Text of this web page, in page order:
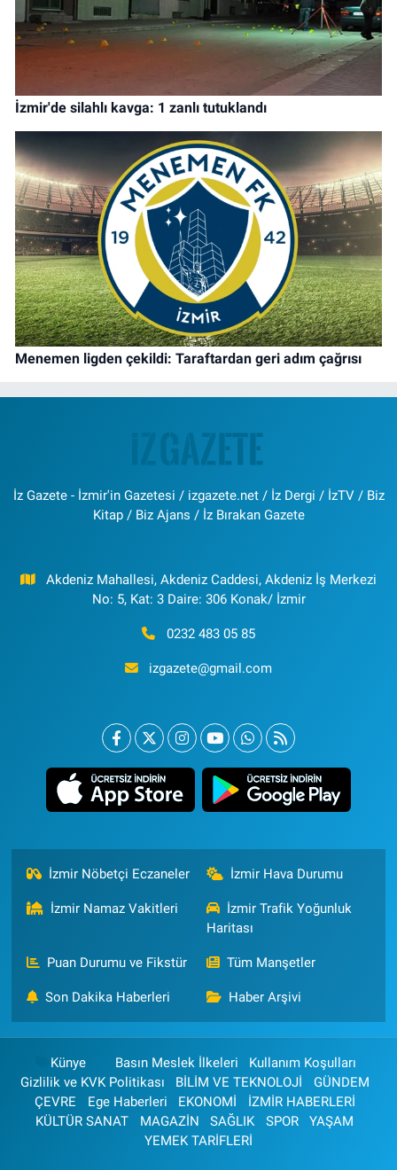
İzmir'de silahlı kavga: 1 zanlı tutuklandı
Menemen ligden çekildi: Taraftardan geri adım çağrısı
İz Gazete - İzmir'in Gazetesi / izgazete.net / İz Dergi / İzTV / Biz
Kitap / Biz Ajans / İz Bırakan Gazete
Akdeniz Mahallesi, Akdeniz Caddesi, Akdeniz İş Merkezi
No: 5, Kat: 3 Daire: 306 Konak/ İzmir
0232 483 05 85
izgazete@gmail.com
İzmir Nöbetçi Eczaneler İzmir Hava Durumu
İzmir Namaz Vakitleri
İzmir Trafik Yoğunluk
Haritası
Puan Durumu ve Fikstür Tüm Manşetler
Son Dakika Haberleri Haber Arşivi
Künye Basın Meslek İlkeleri
Kullanım Koşulları
Gizlilik ve KVK Politikası
BİLİM VE TEKNOLOJİ
GÜNDEM
ÇEVRE
Ege Haberleri EKONOMİ
İZMİR HABERLERİ
KÜLTÜR SANAT
MAGAZİN SAĞLIK SPOR
YAŞAM
YEMEK TARİFLERİ